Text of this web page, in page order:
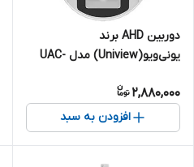
دوربین AHD برند
یونی‌ویو(Uniview) مدل UAC-
2,880,000
افزودن به سبد